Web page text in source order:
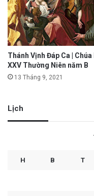
Thánh Vịnh Đáp Ca | Chúa
XXV Thường Niên năm B
13 Tháng 9, 2021
Lịch
H B T